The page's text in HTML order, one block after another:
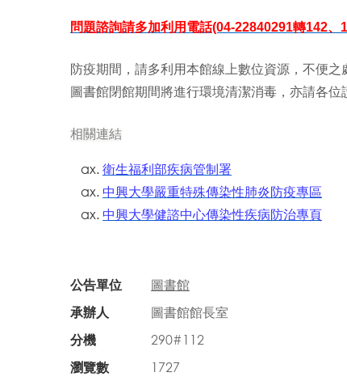
問題諮詢請多加利用電話(04-22840291轉142
防疫期間，請多利用本館線上數位資源，不便之
圖書館閉館期間將進行環境清潔消毒，亦請各
相關連結
衛生福利部疾病管制署
中興大學嚴重特殊傳染性肺炎防疫專區
中興大學健諮中心傳染性疾病防治專頁
公告單位
圖書館
承辦人
圖書館館長室
分機
290#112
瀏覽數
1727